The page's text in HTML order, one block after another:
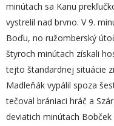
minútach sa Kanu
vystrelil nad brvno. V 9.
Boďu, no ružomberský
štyroch minútach získali
tejto štandardnej situácie
Madleňák vypálil spoza
tečoval brániaci hráč a
deviatich minútach